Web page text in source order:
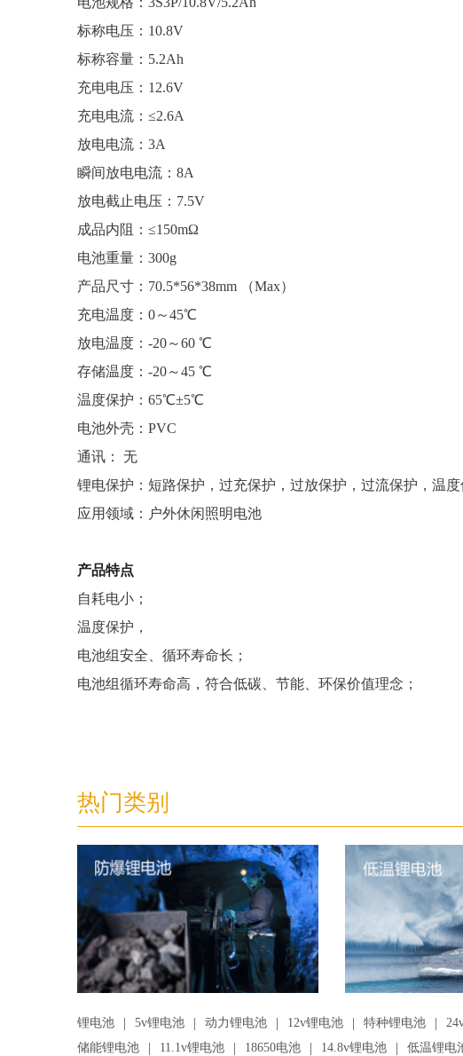
标称电压：10.8V
标称容量：5.2Ah
充电电压：12.6V
充电电流：≤2.6A
放电电流：3A
瞬间放电电流：8A
放电截止电压：7.5V
成品内阻：≤150mΩ
电池重量：300g
产品尺寸：70.5*56*38mm （Max）
充电温度：0～45℃
放电温度：-20～60 ℃
存储温度：-20～45 ℃
温度保护：65℃±5℃
电池外壳：PVC
通讯： 无
锂电保护：短路保护，过充保护，过放保护，过流保护，温
应用领域：户外休闲照明电池
产品特点
自耗电小；
温度保护，
电池组安全、循环寿命长；
电池组循环寿命高，符合低碳、节能、环保价值理念；
热门类别
锂电池 | 5v锂电池 | 动力锂电池 | 12v锂电池 | 特种锂电池 |
储能锂电池 | 11.1v锂电池 | 18650电池 | 14.8v锂电池 | 低温锂电